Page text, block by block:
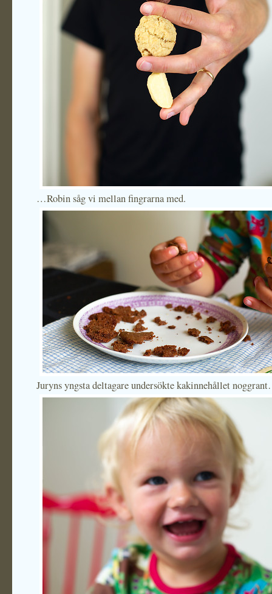
…Robin såg vi mellan fingrarna med.
Juryns yngsta deltagare undersökte kakinnehållet